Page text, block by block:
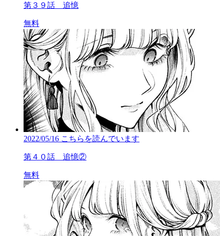
第３９話 追憶
無料
2022/05/16 こちらを読んでいます
第４０話 追憶②
無料